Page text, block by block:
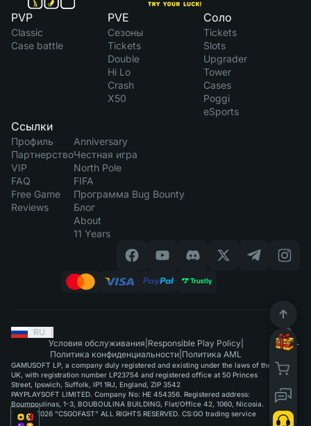
PVP
Classic
Case battle
PVE
Сезоны
Tickets
Double
Hi Lo
Crash
X50
Соло
Tickets
Slots
Upgrader
Tower
Cases
Poggi
eSports
Ссылки
Профиль
Партнерство
VIP
FAQ
Free Game
Reviews
Anniversary
Честная игра
North Pole
FIFA
Программа Bug Bounty
Блог
About
11 Years
RU
Условия обслуживания Responsible Play Policy|
Политика конфиденциальности Политика AML
GAMUSOFT LP, a company duly registered and existing under the laws of the
UK, with registration number LP23754 and registered office at 50 Princes
Street, Ipswich, Suffolk, IP1 1RJ, England, ZIP 3542
PAYPLAYSOFT LIMITED. Company No: HE 454356. Registered address:
Boumpoulinas, 1-3, BOUBOULINA BUILDING, Flat/Office 42, 1060, Nicosia.
©2015-2026 "CSGOFAST" ALL RIGHTS RESERVED. CS:GO trading service